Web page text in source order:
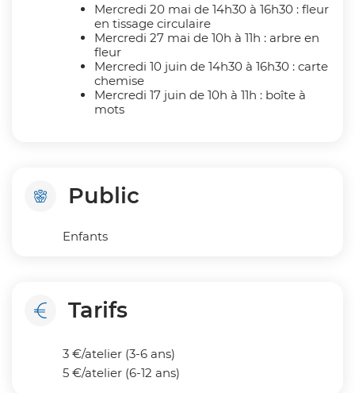
Mercredi 20 mai de 14h30 à 16h30 : fleur
en tissage circulaire
Mercredi 27 mai de 10h à 11h : arbre en
fleur
Mercredi 10 juin de 14h30 à 16h30 : carte
chemise
Mercredi 17 juin de 10h à 11h : boîte à
mots
Public
Enfants
Tarifs
3 €/atelier (3-6 ans)
5 €/atelier (6-12 ans)